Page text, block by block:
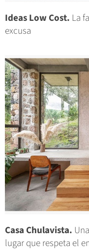
Ideas Low Cost. La
excusa
Casa Chulavista.
lugar que respeta el